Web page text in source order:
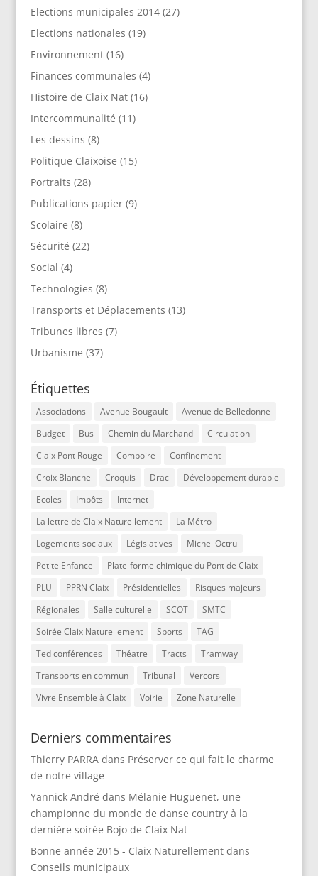
Elections municipales 2014(27)
Elections nationales (19)
Environnement(16)
Finances communales (4)
Histoire de Claix Nat(16)
Intercommunalité (11)
Les dessins (8)
Politique Claixoise (15)
Portraits (28)
Publications papier(9)
Scolaire (8)
Sécurité (22)
Social (4)
Technologies (8)
Transports et Déplacements (13)
Tribunes libres (7)
Urbanisme (37)
Étiquettes
Associations Avenue Bougault
Avenue de Belledonne
Budget
Bus Chemin du Marchand
Circulation
Claix Pont Rouge
Comboire
Confinement
Croix Blanche
Croquis Drac
Développement durable
Ecoles
Impôts
Internet
La lettre de Claix Naturellement
La Métro
Logements sociaux
Législatives
Michel Octru
Petite Enfance
Plate-forme chimique du Pont de Claix
PLU
PPRN Claix Présidentielles
Risques majeurs
Régionales
Salle culturelle SCOT
SMTC
Soirée Claix Naturellement
Sports
TAG
Ted conférences
Théatre Tracts
Tramway
Transports en commun
Tribunal
Vercors
Vivre Ensemble à Claix
Voirie Zone Naturelle
Derniers commentaires
Thierry PARRAdans Préserver ce qui fait le charme
de notre village
Yannick André dans Mélanie Huguenet, une
championne du monde de danse country à la
dernière soirée Bojo de Claix Nat
Bonne année 2015 - Claix Naturellementdans
Conseils municipaux